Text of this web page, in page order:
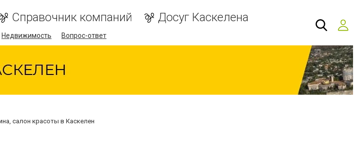
Справочник компаний Досуг Каскелена
Недвижимость Вопрос-ответ
салон красоты в Каскелен